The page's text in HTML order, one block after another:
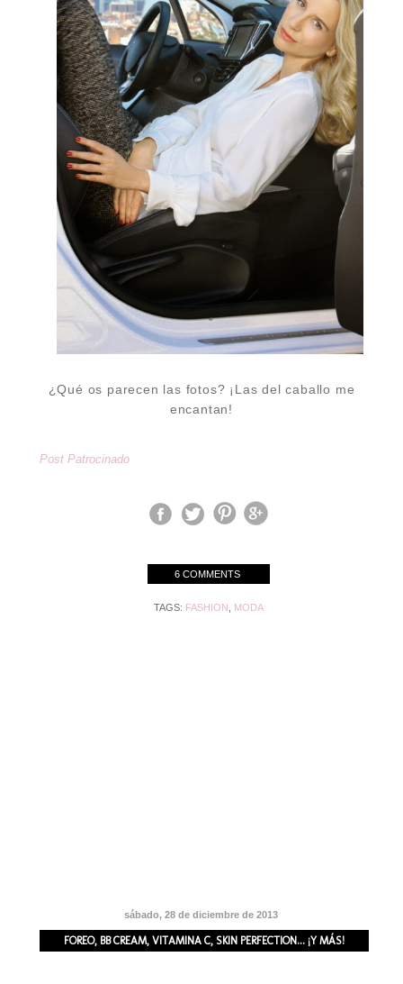
¿Qué os parecen las fotos? ¡Las del caballo me
encantan!
Post Patrocinado
6 COMMENTS
TAGS: FASHION MODA
sábado, 28 de diciembre de 2013
FOREO, BB CREAM, VITAMINA C, SKIN PERFECTION... ¡Y MÁS!